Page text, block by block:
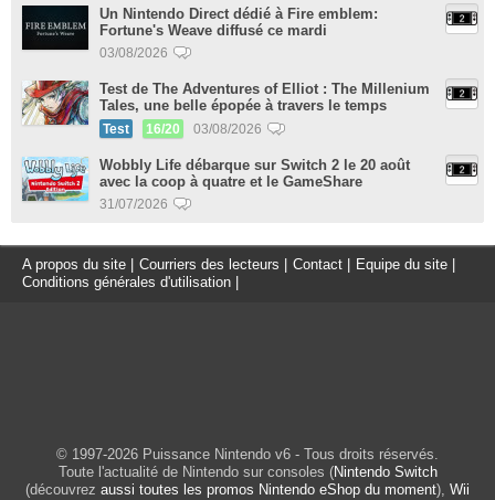
Un Nintendo Direct dédié à Fire emblem:
Fortune's Weave diffusé ce mardi
03/08/2026
Test de The Adventures of Elliot : The Millenium
Tales, une belle épopée à travers le temps
Test 16/20 03/08/2026
Wobbly Life débarque sur Switch 2 le 20 août
avec la coop à quatre et le GameShare
31/07/2026
A propos du site Courriers des lecteurs Contact Equipe du site
Conditions générales d'utilisation
© 1997-2026 Puissance Nintendo v6 - Tous droits réservés.
Toute l'actualité de Nintendo sur consoles (Nintendo Switch
(découvrez aussi toutes les promos Nintendo eShop du moment), Wii